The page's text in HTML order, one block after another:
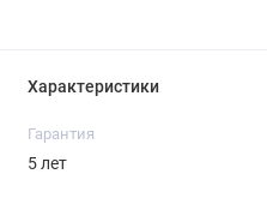
Характеристики
Гарантия
5 лет